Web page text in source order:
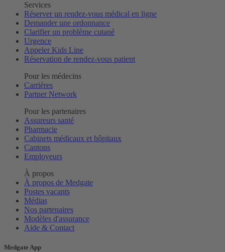
Services
Réserver un rendez-vous médical en ligne
Demander une ordonnance
Clarifier un problème cutané
Urgence
Appeler Kids Line
Réservation de rendez-vous patient
Pour les médecins
Carrières
Partner Network
Pour les partenaires
Assureurs santé
Pharmacie
Cabinets médicaux et hôpitaux
Cantons
Employeurs
À propos
À propos de Medgate
Postes vacants
Médias
Nos partenaires
Modèles d'assurance
Aide & Contact
Medgate App